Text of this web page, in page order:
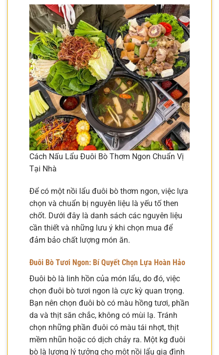
Cách Nấu Lẩu Đuôi Bò Thơm Ngon Chuẩn Vị
Tại Nhà
Để có một nồi lẩu đuôi bò thơm ngon, việc lựa
chọn và chuẩn bị nguyên liệu là yếu tố then
chốt. Dưới đây là danh sách các nguyên liệu
cần thiết và những lưu ý khi chọn mua để
đảm bảo chất lượng món ăn.
Đuôi Bò Tươi Ngon: Bí Quyết Chọn Lựa Hoàn Hảo
Đuôi bò là linh hồn của món lẩu, do đó, việc
chọn đuôi bò tươi ngon là cực kỳ quan trọng.
Bạn nên chọn đuôi bò có màu hồng tươi, phần
da và thịt săn chắc, không có mùi lạ. Tránh
chọn những phần đuôi có màu tái nhợt, thịt
mềm nhũn hoặc có dịch chảy ra. Một kg đuôi
bò là lượng lý tưởng cho một nồi lẩu gia đình